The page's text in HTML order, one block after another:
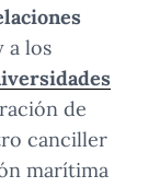
a los
de
canciller
marítima